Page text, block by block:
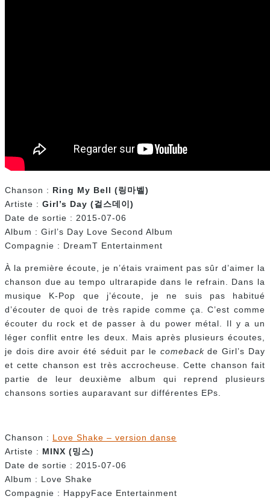
Chanson : Ring My Bell (링마벨 )
Artiste : Girl’s Day (걸스데이 )
Date de sortie : 2015-07-06
Album : Girl’s Day Love Second Album
Compagnie : DreamT Entertainment
À la première écoute, je n’étais vraiment pas sûr d’aimer la
chanson due au tempo ultrarapide dans le refrain. Dans la
musique K-Pop que j’écoute, je ne suis pas habitué
d’écouter de quoi de très rapide comme ça. C’est comme
écouter du rock et de passer à du power métal. Il y a un
léger conflit entre les deux. Mais après plusieurs écoutes,
je dois dire avoir été séduit par le comebackde Girl’s Day
et cette chanson est très accrocheuse. Cette chanson fait
partie de leur deuxième album qui reprend plusieurs
chansons sorties auparavant sur différentes EPs.
Chanson : Love Shake – version danse
Artiste : MINX (밍스)
Date de sortie : 2015-07-06
Album : Love Shake
Compagnie : HappyFace Entertainment